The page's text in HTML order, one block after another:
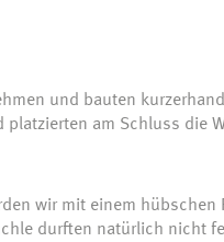
und bauten
am Schluss die
wir mit einem
durften natürlich nicht